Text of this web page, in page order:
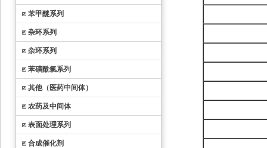
苯甲醚系列
杂环系列
杂环系列
苯磺酰氯系列
其他（医药中间体）
农药及中间体
表面处理系列
合成催化剂